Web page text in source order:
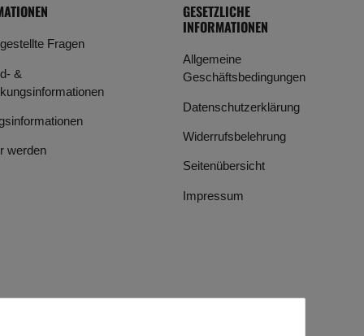
Fragen
&
werden
GESETZLICHE
INFORMATIONEN
Allgemeine
Geschäftsbedingungen
Datenschutzerklärung
Widerrufsbelehrung
Seitenübersicht
Impressum